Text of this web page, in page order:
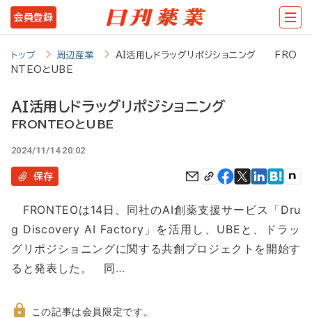
メ
イ
ツ
に
動
会員登録
トップ 周辺産業
AI活用しドラッグリポジショニング FRO
NTEOとUBE
AI活用しドラッグリポジショニング
FRONTEOとUBE
2024/11/14 20:02
保存
FRONTEOは14日、同社のAI創薬支援サービス「Dru
g Discovery AI Factory」を活用し、UBEと、ドラッ
グリポジショニングに関する共創プロジェクトを開始す
ると発表した。 同…
この記事は会員限定です。